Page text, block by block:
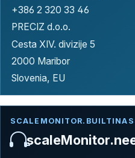
+386 2 320 33 46
PRECIZ d.o.o.
Cesta XIV. divizije 5
2000 Maribor
Slovenia, EU